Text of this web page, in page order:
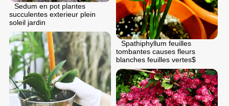
Sedum en pot plantes
succulentes exterieur plein
soleil jardin
Spathiphyllum feuilles
tombantes causes fleurs
blanches feuilles vertes$